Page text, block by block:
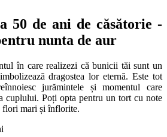
50 de ani de căsătorie -
nunta de aur
în care realizezi că bunicii tăi sunt un
dragostea lor eternă. Este tot
jurămintele și momentul care
cuplului. Poți opta pentru un tort cu note
flori mari și înflorite.